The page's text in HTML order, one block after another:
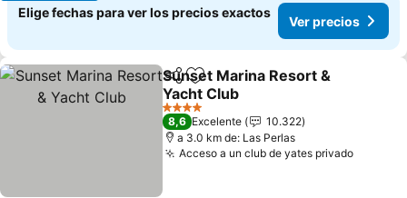
Elige fechas para ver los precios exactos
Ver precios
CompartirAgregar a favoritos
Sunset Marina Resort &
Yacht Club
4 Estrellas
8,6 Excelente
10.322
a 3.0 km de: Las Perlas
Acceso a un club de yates privado